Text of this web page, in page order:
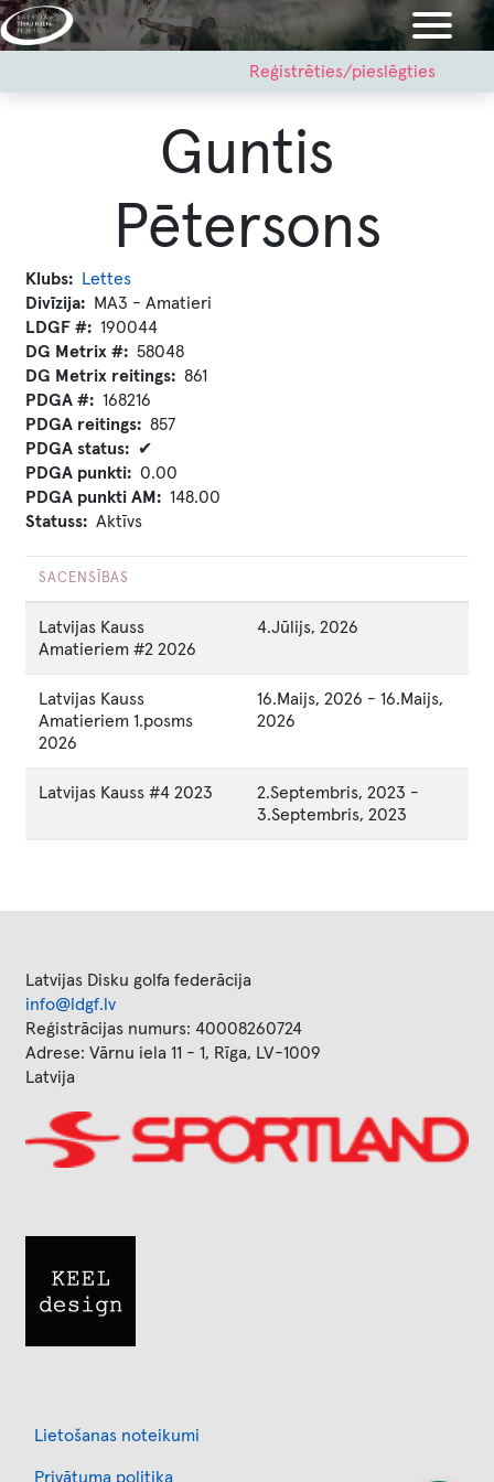
Pārlekt
uz
menu
Reģistrēties/pieslēgties
Guntis
Pētersons
Klubs
Lettes
Divīzija
MA3 - Amatieri
LDGF #
190044
DG Metrix #
58048
DG Metrix reitings
861
PDGA #
168216
PDGA reitings
857
PDGA status
✔
PDGA punkti
0.00
PDGA punkti AM
148.00
Statuss
Aktīvs
SACENSĪBAS
Latvijas Kauss
Amatieriem #2 2026
4.Jūlijs, 2026
Latvijas Kauss
Amatieriem 1.posms
2026
16.Maijs, 2026 - 16.Maijs,
2026
Latvijas Kauss #4 2023 2.Septembris, 2023 -
3.Septembris, 2023
Latvijas Disku golfa federācija
info@ldgf.lv
Reģistrācijas numurs: 40008260724
Adrese: Vārnu iela 11 - 1, Rīga, LV-1009
Latvija
Image
Lietošanas noteikumi
Privātuma politika